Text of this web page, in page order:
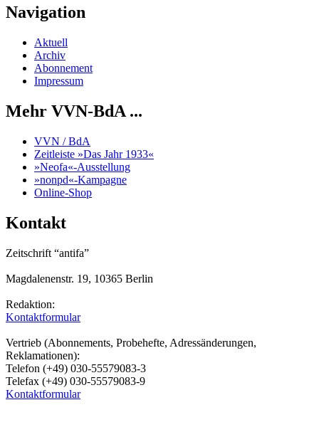
Navigation
Aktuell
Archiv
Abonnement
Impressum
Mehr VVN-BdA ...
VVN / BdA
Zeitleiste »Das Jahr 1933«
»Neofa«-Ausstellung
»nonpd«-Kampagne
Online-Shop
Kontakt
Zeitschrift “antifa”
Magdalenenstr. 19, 10365 Berlin
Redaktion:
Kontaktformular
Vertrieb (Abonnements, Probehefte, Adressänderungen,
Reklamationen):
Telefon (+49) 030-55579083-3
Telefax (+49) 030-55579083-9
Kontaktformular